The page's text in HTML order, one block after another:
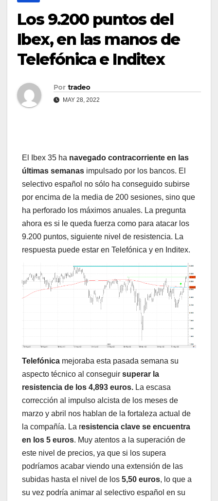
Los 9.200 puntos del
Ibex, en las manos de
Telefónica e Inditex
Por tradeo
MAY 28, 2022
El Ibex 35 ha navegado contracorriente en las
últimas semanas impulsado por los bancos. El
selectivo español no sólo ha conseguido subirse
por encima de la media de 200 sesiones, sino que
ha perforado los máximos anuales. La pregunta
ahora es si le queda fuerza como para atacar los
9.200 puntos, siguiente nivel de resistencia. La
respuesta puede estar en Telefónica y en Inditex.
Telefónica mejoraba esta pasada semana su
aspecto técnico al conseguir superar la
resistencia de los 4,893 euros. La escasa
corrección al impulso alcista de los meses de
marzo y abril nos hablan de la fortaleza actual de
la compañía. La resistencia clave se encuentra
en los 5 euros. Muy atentos a la superación de
este nivel de precios, ya que si los supera
podríamos acabar viendo una extensión de las
subidas hasta el nivel de los 5,50 euros, lo que a
su vez podría animar al selectivo español en su